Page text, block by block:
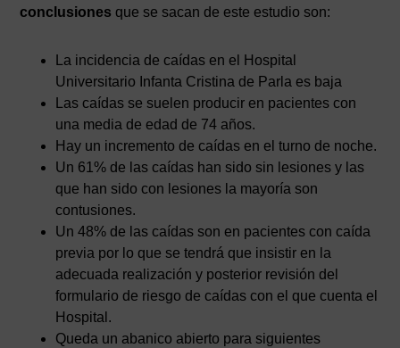
conclusiones que se sacan de este estudio son:
La incidencia de caídas en el Hospital
Universitario Infanta Cristina de Parla es baja
Las caídas se suelen producir en pacientes con
una media de edad de 74 años.
Hay un incremento de caídas en el turno de noche.
Un 61% de las caídas han sido sin lesiones y las
que han sido con lesiones la mayoría son
contusiones.
Un 48% de las caídas son en pacientes con caída
previa por lo que se tendrá que insistir en la
adecuada realización y posterior revisión del
formulario de riesgo de caídas con el que cuenta el
Hospital.
Queda un abanico abierto para siguientes